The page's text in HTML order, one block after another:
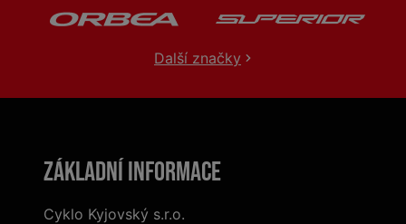
Další značky
Základní informace
Cyklo Kyjovský s.r.o.